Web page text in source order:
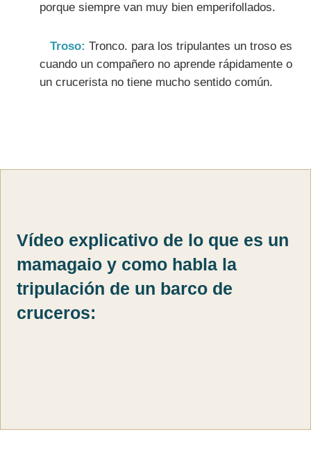
porque siempre van muy bien emperifollados.
Troso: Tronco. para los tripulantes un troso es
cuando un compañero no aprende rápidamente o
un crucerista no tiene mucho sentido común.
Vídeo explicativo de lo que es un
mamagaio y como habla la
tripulación de un barco de
cruceros: